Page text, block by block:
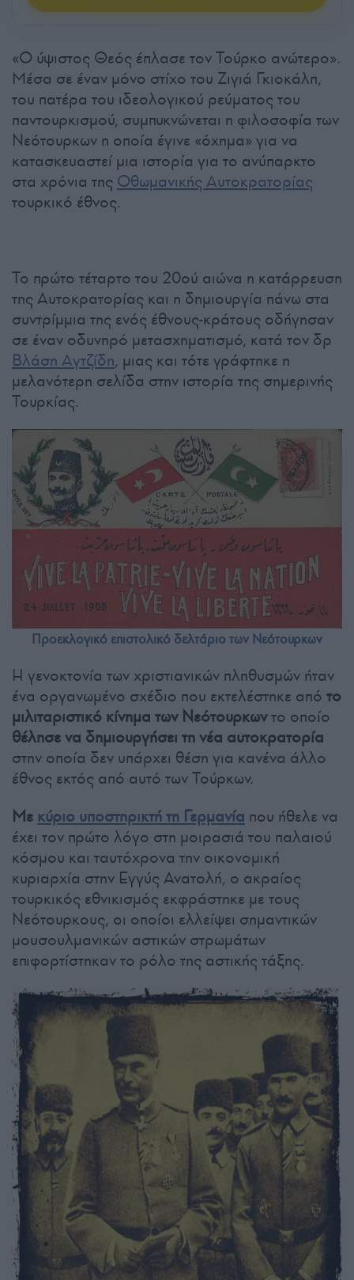
«Ο ύψιστος Θεός έπλασε τον Τούρκο ανώτερο».
Μέσα σε έναν μόνο στίχο του Ζιγιά Γκιοκάλπ,
του πατέρα του ιδεολογικού ρεύματος του
παντουρκισμού, συμπυκνώνεται η φιλοσοφία των
Νεότουρκων η οποία έγινε «όχημα» για να
κατασκευαστεί μια ιστορία για το ανύπαρκτο
στα χρόνια της Οθωμανικής Αυτοκρατορίας
τουρκικό έθνος.
Το πρώτο τέταρτο του 20ού αιώνα η κατάρρευση
της Αυτοκρατορίας και η δημιουργία πάνω στα
συντρίμμια της ενός έθνους-κράτους οδήγησαν
σε έναν οδυνηρό μετασχηματισμό, κατά τον δρ
Βλάση Αγτζίδη, μιας και τότε γράφτηκε η
μελανότερη σελίδα στην ιστορία της σημερινής
Τουρκίας.
Προεκλογικό επιστολικό δελτάριο των Νεότουρκων
Η γενοκτονία των χριστιανικών πληθυσμών ήταν
ένα οργανωμένο σχέδιο που εκτελέστηκε από το
μιλιταριστικό κίνημα των Νεότουρκωντο οποίο
θέλησε να δημιουργήσει τη νέα αυτοκρατορία
στην οποία δεν υπάρχει θέση για κανένα άλλο
έθνος εκτός από αυτό των Τούρκων.
Με κύριο υποστηρικτή τη Γερμανία που ήθελε να
έχει τον πρώτο λόγο στη μοιρασιά του παλαιού
κόσμου και ταυτόχρονα την οικονομική
κυριαρχία στην Εγγύς Ανατολή, ο ακραίος
τουρκικός εθνικισμός εκφράστηκε με τους
Νεότουρκους, οι οποίοι ελλείψει σημαντικών
μουσουλμανικών αστικών στρωμάτων
επιφορτίστηκαν το ρόλο της αστικής τάξης.